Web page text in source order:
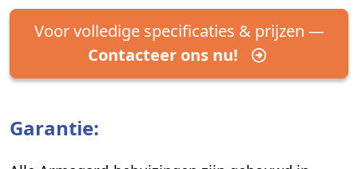
Voor volledige specificaties & prijzen —
Contacteer ons nu!
Garantie: